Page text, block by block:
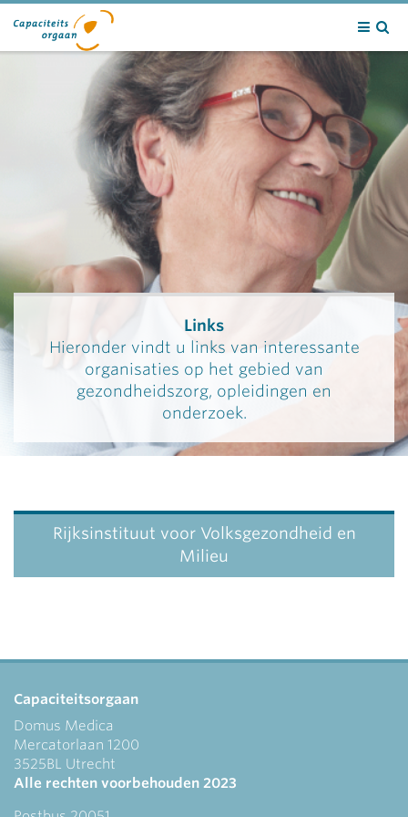
Links
Hieronder vindt u links van interessante
organisaties op het gebied van
gezondheidszorg, opleidingen en
onderzoek.
Rijksinstituut voor Volksgezondheid en
Milieu
Capaciteitsorgaan
Domus Medica
Mercatorlaan 1200
3525BL Utrecht
Alle rechten voorbehouden 2023